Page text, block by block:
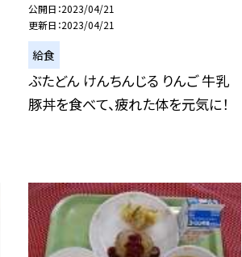
公開日 2023/04/21
更新日 2023/04/21
給食
ぶたどん けんちんじる りんご 牛乳
豚丼を食べて、疲れた体を元気に！